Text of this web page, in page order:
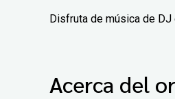
Disfruta de música de
Acerca del